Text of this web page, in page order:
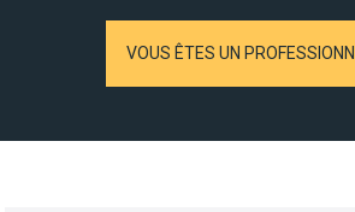
VOUS ÊTES UN